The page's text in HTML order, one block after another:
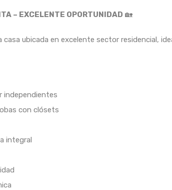
– EXCELENTE OPORTUNIDAD 🏡
casa ubicada en excelente sector residencial,
independientes
con clósets
integral